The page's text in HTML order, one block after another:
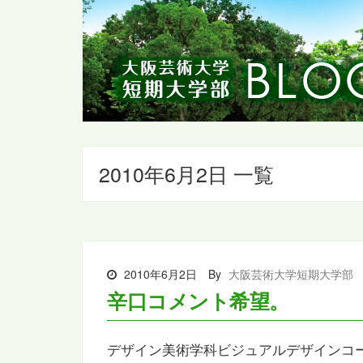
2010年6月2日 一覧
2010年6月2日 By 大阪芸術大学短期大学部
辛口コメント希望。
デザイン美術学科ビジュアルデザインコ